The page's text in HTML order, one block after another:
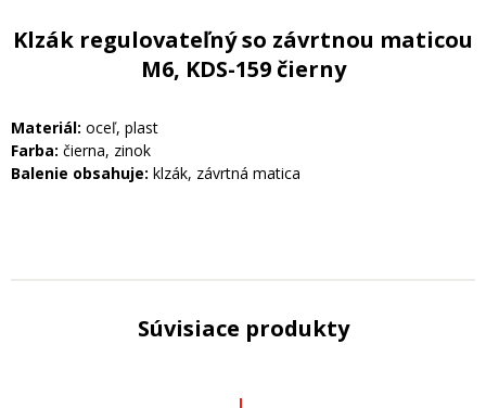
Klzák regulovateľný so závrtnou maticou
M6, KDS-159 čierny
Materiál: oceľ, plast
Farba: čierna, zinok
Balenie obsahuje: klzák, závrtná matica
Súvisiace produkty